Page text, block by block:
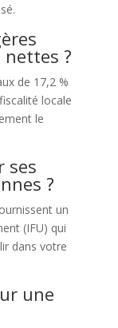
?
de 17,2 %
locale
le
ses
?
un
(IFU) qui
dans votre
une